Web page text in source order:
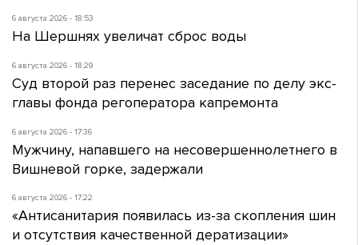
6 августа 2026 - 18:53
На Шершнях увеличат сброс воды
6 августа 2026 - 18:29
Суд второй раз перенес заседание по делу экс-
главы фонда регоператора капремонта
6 августа 2026 - 17:36
Мужчину, напавшего на несовершеннолетнего в
Вишневой горке, задержали
6 августа 2026 - 17:22
«Антисанитария появилась из-за скопления шин
и отсутствия качественной дератизации»